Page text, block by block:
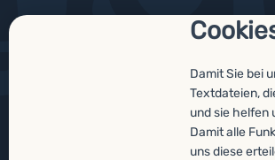
Damit Sie bei
Textdateien,
und sie helfen
Damit alle
uns diese
Auszeichnungen